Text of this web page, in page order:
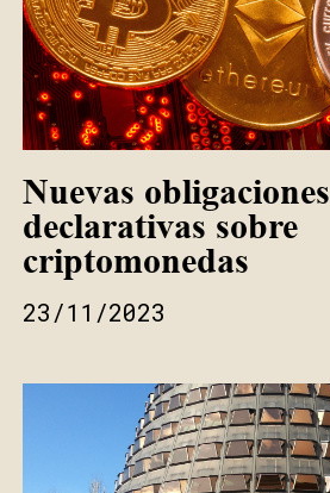
Nuevas obligaciones
declarativas sobre
criptomonedas
23/11/2023